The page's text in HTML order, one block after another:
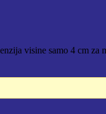
visine samo 4 cm za